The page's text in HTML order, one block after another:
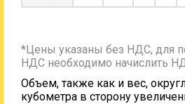
*Цены указаны без НДС, для
НДС необходимо начислить
Объем, также как и вес,
кубометра в сторону